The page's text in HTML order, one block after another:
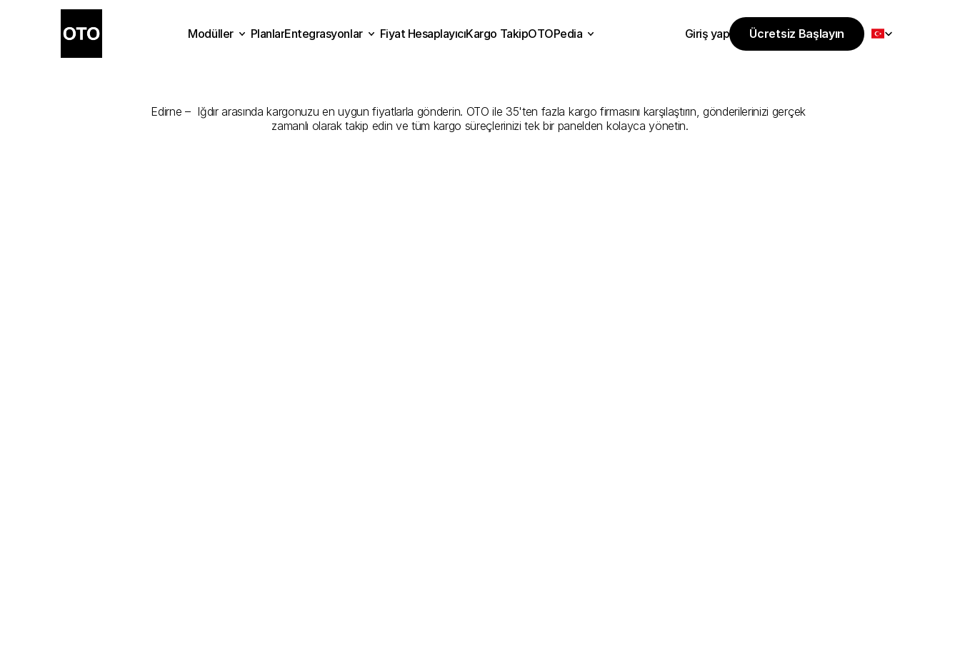
Enİyi
Edirne –  Iğdır arasında kargonuzu en uygun fiyatlarla gönderin. OTO ile 35'ten fazla kargo firmasını karşılaştırın, gönderilerinizi gerçek
zamanlı olarak takip edin ve tüm kargo süreçlerinizi tek bir panelden kolayca yönetin.
Modüller
PlanlarEntegrasyonlar
Fiyat HesaplayıcıKargo TakipOTOPedia
Giriş yap
Ücretsiz Başlayın
Ücretsiz Başlayın